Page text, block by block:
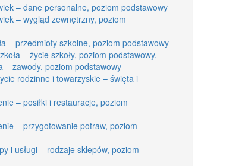
– dane personalne, poziom podstawowy
– wygląd zewnętrzny, poziom
– przedmioty szkolne, poziom podstawowy
– życie szkoły, poziom podstawowy.
– zawody, poziom podstawowy
rodzinne i towarzyskie – święta i
– posiłki i restauracje, poziom
– przygotowanie potraw, poziom
i usługi – rodzaje sklepów, poziom